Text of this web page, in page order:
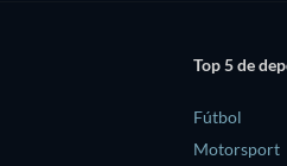
Top 5 de
Fútbol
Motorsport